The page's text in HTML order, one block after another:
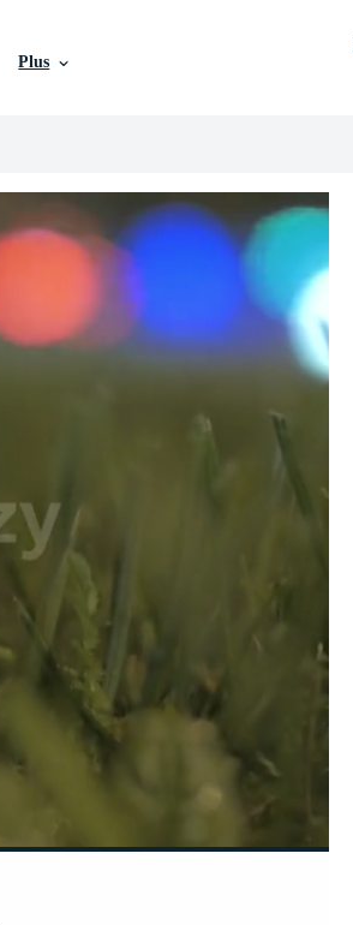
Plus